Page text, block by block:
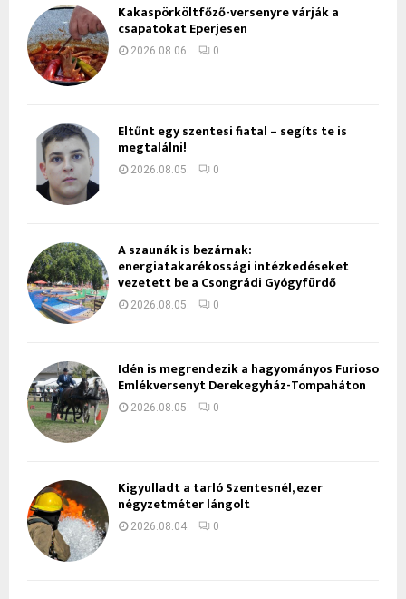
Kakaspörköltfőző-versenyre várják a
csapatokat Eperjesen
2026.08.06. 0
Eltűnt egy szentesi fiatal – segíts te is
megtalálni!
2026.08.05. 0
A szaunák is bezárnak:
energiatakarékossági intézkedéseket
vezetett be a Csongrádi Gyógyfürdő
2026.08.05. 0
Idén is megrendezik a hagyományos Furioso
Emlékversenyt Derekegyház-Tompaháton
2026.08.05. 0
Kigyulladt a tarló Szentesnél, ezer
négyzetméter lángolt
2026.08.04. 0